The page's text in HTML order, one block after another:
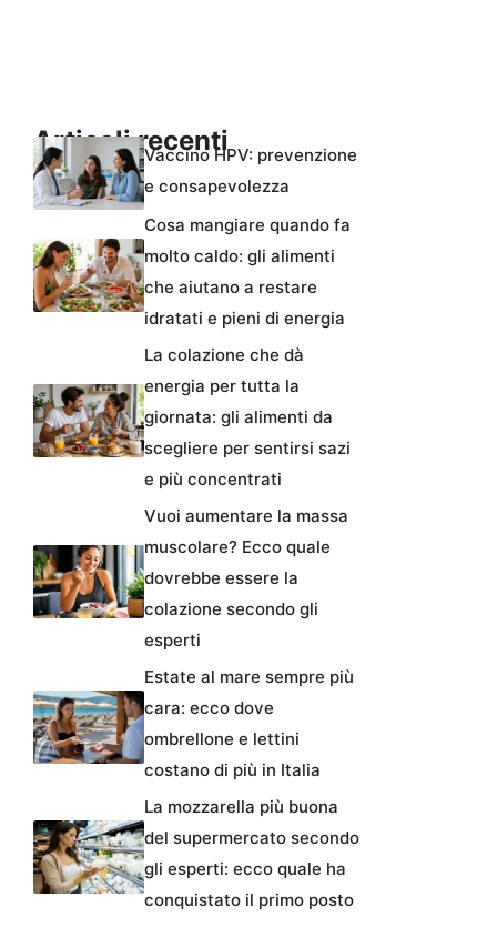
Articoli recentiVaccino HPV: prevenzione
e consapevolezza
Cosa mangiare quando fa
molto caldo: gli alimenti
che aiutano a restare
idratati e pieni di energia
La colazione che dà
energia per tutta la
giornata: gli alimenti da
scegliere per sentirsi sazi
e più concentrati
Vuoi aumentare la massa
muscolare? Ecco quale
dovrebbe essere la
colazione secondo gli
esperti
Estate al mare sempre più
cara: ecco dove
ombrellone e lettini
costano di più in Italia
La mozzarella più buona
del supermercato secondo
gli esperti: ecco quale ha
conquistato il primo posto